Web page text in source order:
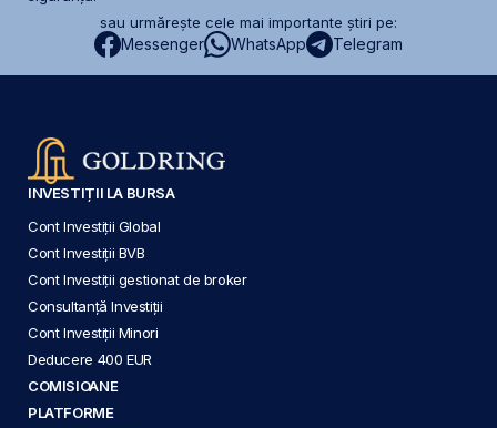
sau urmărește cele mai importante știri pe:
Messenger WhatsApp Telegram
INVESTIȚII LA BURSA
Cont Investiții Global
Cont Investiții BVB
Cont Investiții gestionat de broker
Consultanță Investiții
Cont Investiții Minori
Deducere 400 EUR
COMISIOANE
PLATFORME